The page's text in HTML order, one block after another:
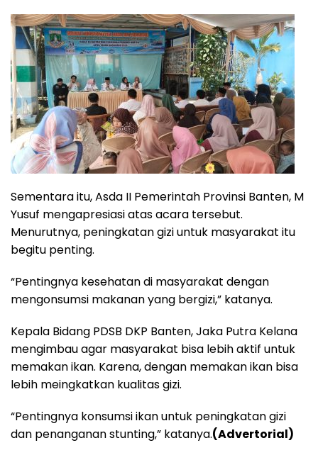
Sementara itu, Asda II Pemerintah Provinsi Banten, M
Yusuf mengapresiasi atas acara tersebut.
Menurutnya, peningkatan gizi untuk masyarakat itu
begitu penting.
“Pentingnya kesehatan di masyarakat dengan
mengonsumsi makanan yang bergizi,” katanya.
Kepala Bidang PDSB DKP Banten, Jaka Putra Kelana
mengimbau agar masyarakat bisa lebih aktif untuk
memakan ikan. Karena, dengan memakan ikan bisa
lebih meingkatkan kualitas gizi.
“Pentingnya konsumsi ikan untuk peningkatan gizi
dan penanganan stunting,” katanya.(Advertorial)